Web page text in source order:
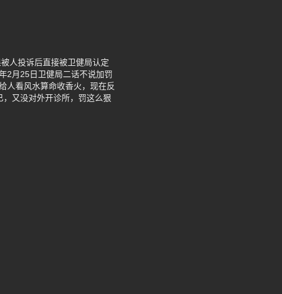
人投诉后直接被卫健局认定
2月25日卫健局二话不说加罚
人看风水算命收香火，现在反
又没对外开诊所，罚这么狠